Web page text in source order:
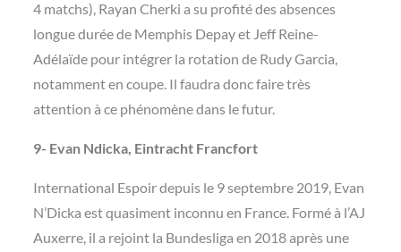
4 matchs), Rayan Cherki a su profité des absences
longue durée de Memphis Depay et Jeff Reine-
Adélaïde pour intégrer la rotation de Rudy Garcia,
notamment en coupe. Il faudra donc faire très
attention à ce phénomène dans le futur.
9- Evan Ndicka, Eintracht Francfort
International Espoir depuis le 9 septembre 2019, Evan
N’Dicka est quasiment inconnu en France. Formé à l’AJ
Auxerre, il a rejoint la Bundesliga en 2018 après une